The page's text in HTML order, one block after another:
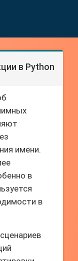
в Python
имени.
в
в